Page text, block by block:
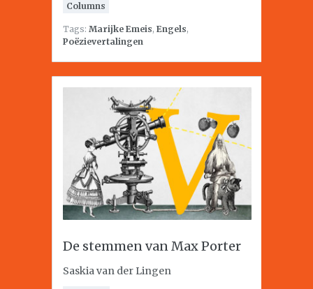
Columns
Tags: Marijke Emeis, Engels,
Poëzievertalingen
De stemmen van Max Porter
Saskia van der Lingen